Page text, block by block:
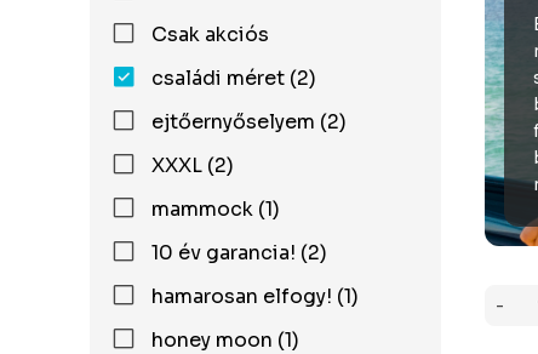
Csak akciós
családi méret (2)
ejtőernyőselyem (2)
XXXL (2)
mammock (1)
10 év garancia! (2)
hamarosan elfogy! (1)
honey moon (1)